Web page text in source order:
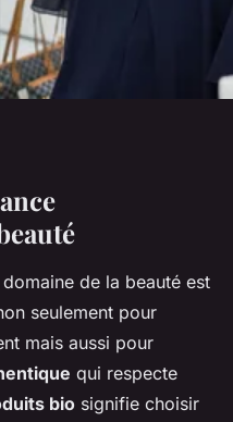
:
et produits
naturelde la beauté est
seulement pour
mais aussi pour
qui respecte
bio signifie choisir